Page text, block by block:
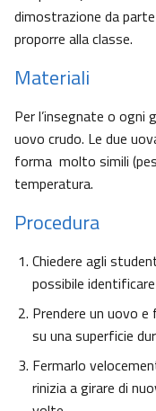
dimostrazione da
proporre alla classe.
Materiali
Per l’insegnate o ogni
uovo crudo. Le due
forma molto simili
temperatura.
Procedura
Chiedere agli
possibile
Prendere un uovo
su una superficie
Fermarlo
rinizia a girare di